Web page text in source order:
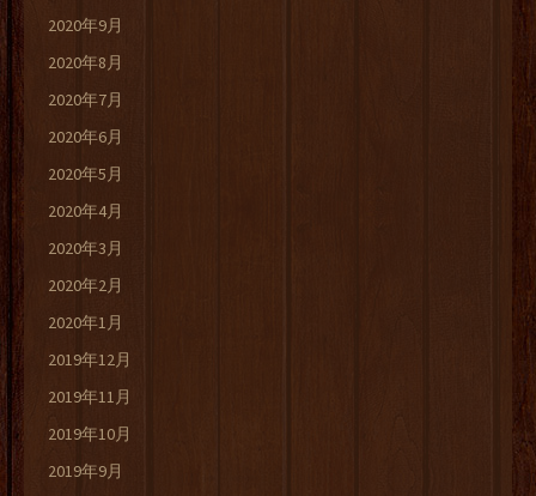
2020年9月
2020年8月
2020年7月
2020年6月
2020年5月
2020年4月
2020年3月
2020年2月
2020年1月
2019年12月
2019年11月
2019年10月
2019年9月